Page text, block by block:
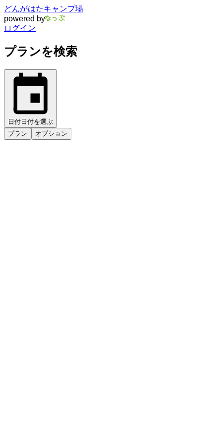
どんがはたキャンプ場
powered by
ログイン
プランを検索
日付 日付を選ぶ
プラン
オプション